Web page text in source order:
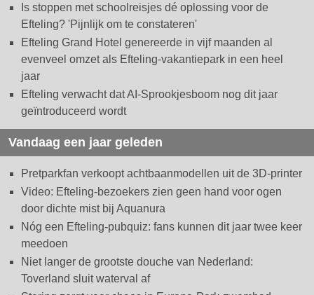
Is stoppen met schoolreisjes dé oplossing voor de
Efteling? 'Pijnlijk om te constateren'
Efteling Grand Hotel genereerde in vijf maanden al
evenveel omzet als Efteling-vakantiepark in een heel
jaar
Efteling verwacht dat AI-Sprookjesboom nog dit jaar
geïntroduceerd wordt
Vandaag een jaar geleden
Pretparkfan verkoopt achtbaanmodellen uit de 3D-printer
Video: Efteling-bezoekers zien geen hand voor ogen
door dichte mist bij Aquanura
Nóg een Efteling-pubquiz: fans kunnen dit jaar twee keer
meedoen
Niet langer de grootste douche van Nederland:
Toverland sluit waterval af